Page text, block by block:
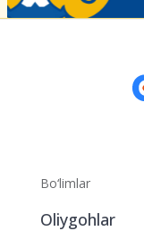
Bo‘limlar
Oliygohlar